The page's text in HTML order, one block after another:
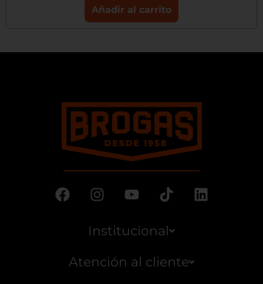
Añadir al carrito
Institucional
Atención al cliente